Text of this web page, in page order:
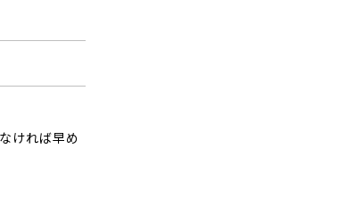
ければ早め